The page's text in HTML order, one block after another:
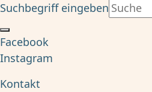
Suchbegriff eingeben
Facebook
Instagram
Kontakt